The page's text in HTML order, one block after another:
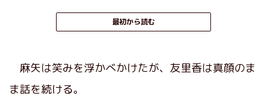
最初から読む
麻矢は笑みを浮かべかけたが、友里香は真顔のま
ま話を続ける。